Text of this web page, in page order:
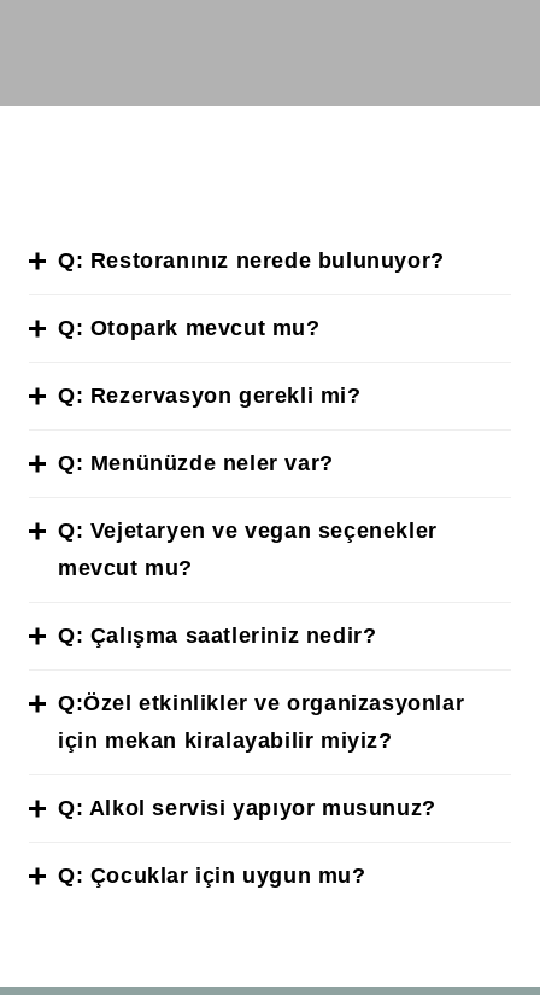
Q: Restoranınız nerede bulunuyor?
Q: Otopark mevcut mu?
Q: Rezervasyon gerekli mi?
Q: Menünüzde neler var?
Q: Vejetaryen ve vegan seçenekler
mevcut mu?
Q: Çalışma saatleriniz nedir?
Q:Özel etkinlikler ve organizasyonlar
için mekan kiralayabilir miyiz?
Q: Alkol servisi yapıyor musunuz?
Q: Çocuklar için uygun mu?